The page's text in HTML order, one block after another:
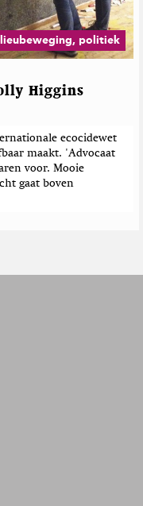
politiek
Higgins
ecocidewet
maakt. 'Advocaat
voor. Mooie
gaat boven